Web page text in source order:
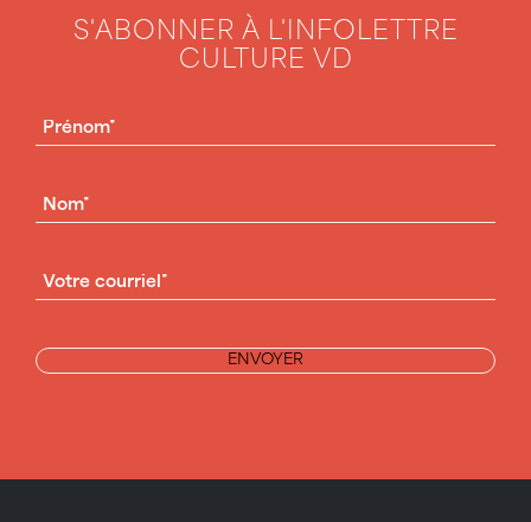
S'ABONNER À L'INFOLETTRE
CULTURE VD
PRÉNOM
NOM(NÉCESSAIRE)
COURRIEL(NÉCESSAIRE)